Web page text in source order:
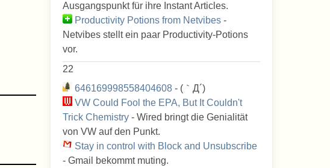
Ausgangspunkt für ihre Instant Articles.
Productivity Potions from Netvibes-
Netvibes stellt ein paar Productivity-Potions
vor.
22
646169998558404608- (｀Д´)
VW Could Fool the EPA, But It Couldn't
Trick Chemistry- Wired bringt die Genialität
von VW auf den Punkt.
Stay in control with Block and Unsubscribe
- Gmail bekommt muting.